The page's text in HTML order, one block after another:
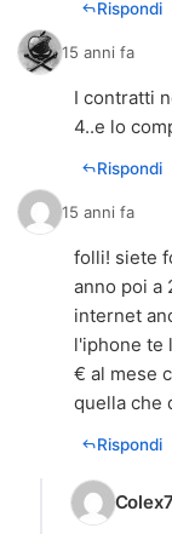
Rispondi
15 anni fa
I contratti
4..e lo
Rispondi
15 anni fa
folli! siete
anno poi a
internet
l'iphone te
€ al mese
quella che
Rispondi